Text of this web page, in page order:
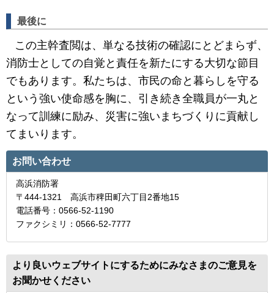
最後に
この主幹査閲は、単なる技術の確認にとどまらず、
消防士としての自覚と責任を新たにする大切な節目
でもあります。私たちは、市民の命と暮らしを守る
という強い使命感を胸に、引き続き全職員が一丸と
なって訓練に励み、災害に強いまちづくりに貢献し
てまいります。
お問い合わせ
高浜消防署
〒444-1321 高浜市稗田町六丁目2番地15
電話番号：0566-52-1190
ファクシミリ：0566-52-7777
より良いウェブサイトにするためにみなさまのご意見を
お聞かせください